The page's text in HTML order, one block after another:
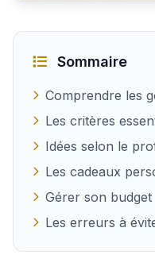
Sommaire
Comprendre les
Les critères
Idées selon le
Les cadeaux
Gérer son budget
Les erreurs à